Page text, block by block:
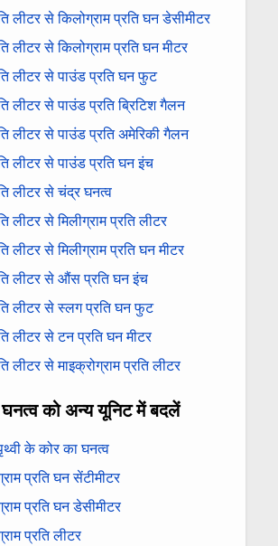
लीटर से किलोग्राम प्रति घन डेसीमीटर
लीटर से किलोग्राम प्रति घन मीटर
लीटर से पाउंड प्रति घन फुट
लीटर से पाउंड प्रति ब्रिटिश गैलन
लीटर से पाउंड प्रति अमेरिकी गैलन
लीटर से पाउंड प्रति घन इंच
लीटर से चंद्र घनत्व
लीटर से मिलीग्राम प्रति लीटर
लीटर से मिलीग्राम प्रति घन मीटर
लीटर से औंस प्रति घन इंच
लीटर से स्लग प्रति घन फुट
लीटर से टन प्रति घन मीटर
लीटर से माइक्रोग्राम प्रति लीटर
को अन्य यूनिट में बदलें
के कोर का घनत्व
प्रति घन सेंटीमीटर
प्रति घन डेसीमीटर
प्रति लीटर